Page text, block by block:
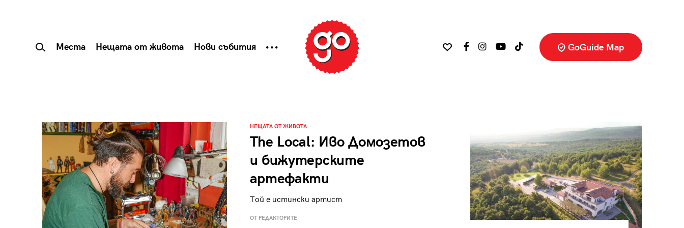
Места Нещата от живота Нови събития GoGuide Map
НЕЩАТА ОТ ЖИВОТА
The Local: Иво Домозетов
и бижутерските
артефакти
Той е истински артист
ОТ РЕДАКТОРИТЕ